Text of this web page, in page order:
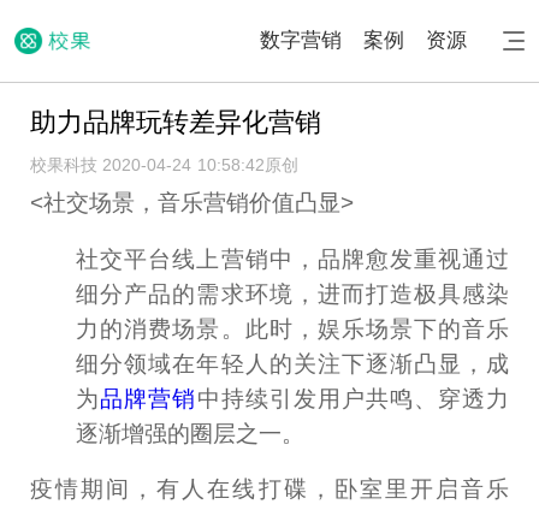
数字营销 案例 资源
助力品牌玩转差异化营销
校果科技 2020-04-24 10:58:42原创
<社交场景，音乐营销价值凸显>
社交平台线上营销中，品牌愈发重视通过
细分产品的需求环境，进而打造极具感染
力的消费场景。此时，娱乐场景下的音乐
细分领域在年轻人的关注下逐渐凸显，成
为品牌营销中持续引发用户共鸣、穿透力
逐渐增强的圈层之一。
疫情期间，有人在线打碟，卧室里开启音乐